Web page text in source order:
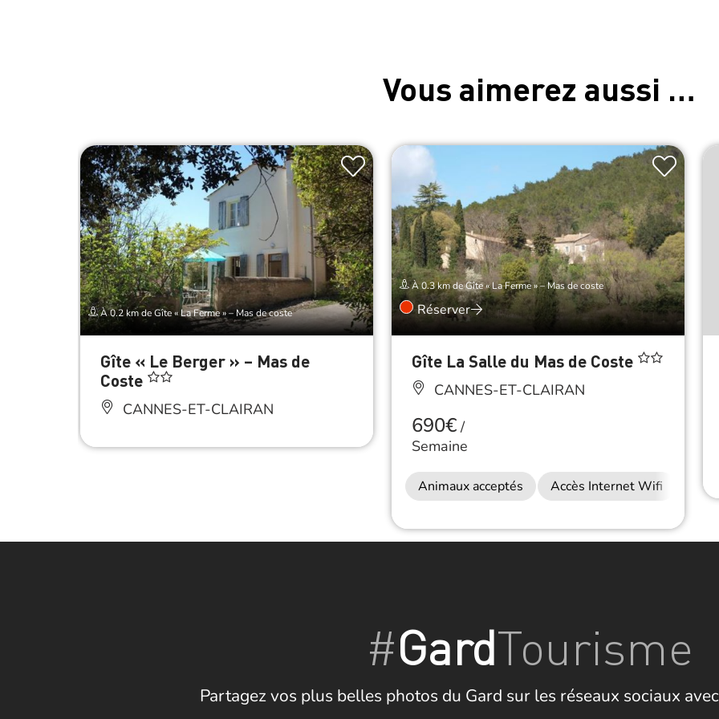
Vous aimerez aussi …
À 0.2 km de Gîte « La Ferme » – Mas de coste
Gîte « Le Berger » – Mas de
Coste
CANNES-ET-CLAIRAN
À 0.3 km de Gîte « La Ferme » – Mas de coste
Réserver
Gîte La Salle du Mas de Coste
CANNES-ET-CLAIRAN
690€/
Semaine
Animaux acceptés Accès Internet Wifi
#GardTourisme
Partagez vos plus belles photos du Gard sur les réseaux sociaux